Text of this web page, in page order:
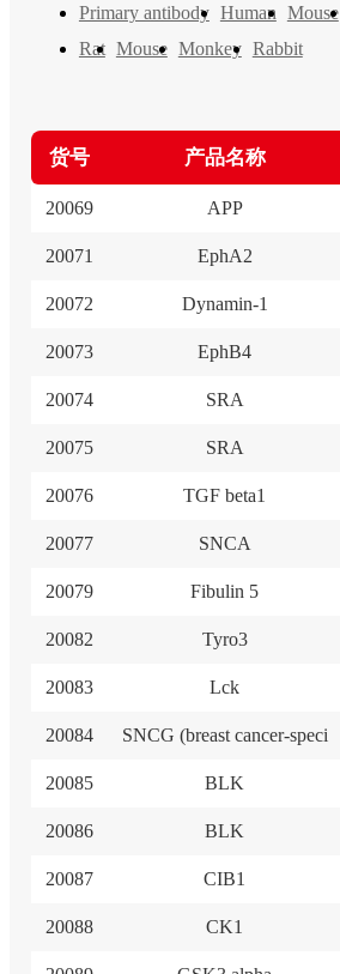
Primary antibody Human Mouse
Rat Mouse Monkey Rabbit
货号 产品名称
20069 APP
20071 EphA2
20072 Dynamin-1
20073 EphB4
20074 SRA
20075 SRA
20076 TGF beta1
20077 SNCA
20079 Fibulin 5
20082 Tyro3
20083 Lck
20084 SNCG (breast cancer-speci
20085 BLK
20086 BLK
20087 CIB1
20088 CK1